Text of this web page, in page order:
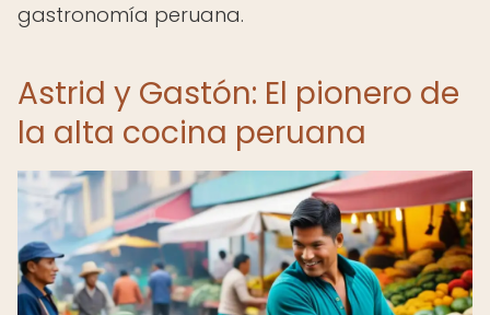
gastronomía peruana.
Astrid y Gastón: El pionero de
la alta cocina peruana